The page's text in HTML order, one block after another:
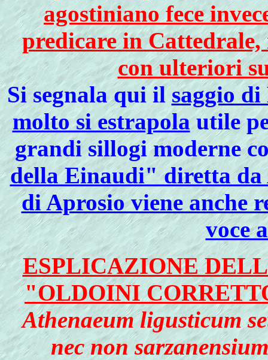
agostiniano fece
predicare in
con ulteriori
Si segnala qui ilsaggio
molto si estrapolautile
grandi sillogi moderne
della Einaudi" diretta da
di Aprosio viene anche
voce
ESPLICAZIONE
"OLDOINI
Athenaeum ligusticum
nec non